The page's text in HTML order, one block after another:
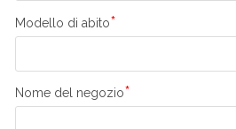
Modello di abito*
Nome del negozio*